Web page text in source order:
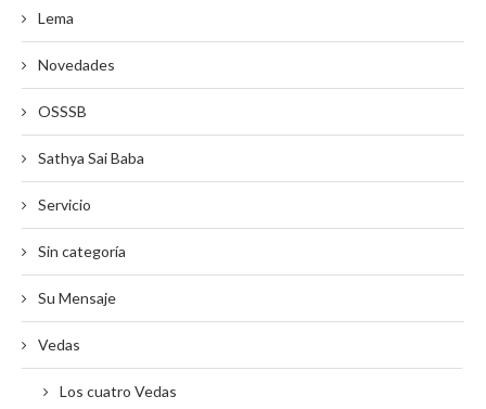
Lema
Novedades
OSSSB
Sathya Sai Baba
Servicio
Sin categoría
Su Mensaje
Vedas
Los cuatro Vedas